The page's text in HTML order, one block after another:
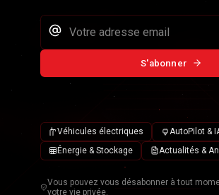
S'abonner
Véhicules électriques
AutoPilot &
Énergie & Stockage
Actualités &
Vous pouvez vous désabonner à tout
votre vie privée.